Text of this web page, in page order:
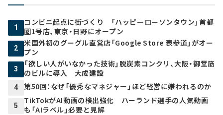
1
コンビニ起点に街づくり 「ハッピーローソンタウン」首都
圏1号店、東京・日野にオープン
2
米国外初のグーグル直営店「Google Store 表参道」がオー
プン
3
「欲しい人がいなかった技術」脱炭素コンクリ、大阪・御堂筋
のビルに導入 大成建設
4 第50回：なぜ「優秀なマネジャー」ほど経営に嫌われるのか
5
TikTokがAI動画の検出強化 ハーランド選手の人気動画
も「AIラベル」必要と見解